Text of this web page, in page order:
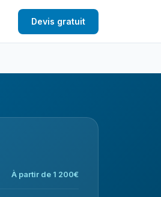
Devis gratuit
À partir de 1 200€